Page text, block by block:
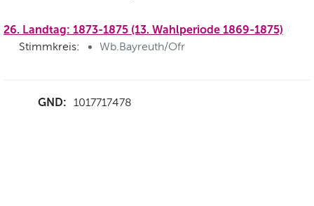
26. Landtag: 1873-1875 (13. Wahlperiode 1869-1875)
Stimmkreis: Wb.Bayreuth/Ofr
GND: 1017717478